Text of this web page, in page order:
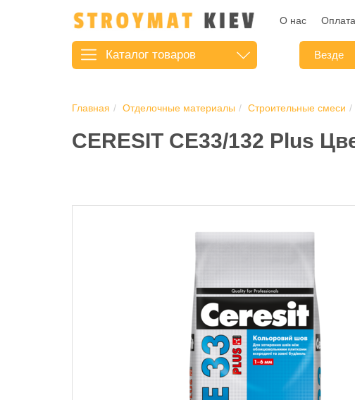
О нас Оплата
Каталог товаров Везде
Главная Отделочные материалы Строительные смеси
CERESIT CE33/132 Plus